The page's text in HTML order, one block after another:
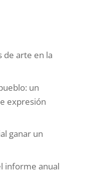
de arte en la
un
expresión
ganar un
informe anual